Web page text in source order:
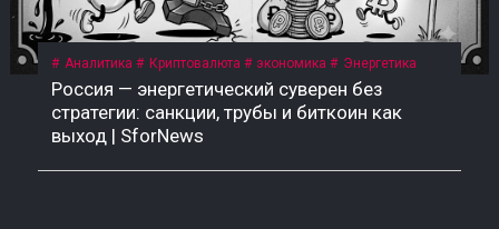
Аналитика Криптовалюта экономика Энергетика
Россия — энергетический суверен без
стратегии: санкции, трубы и биткоин как
выход | SforNews